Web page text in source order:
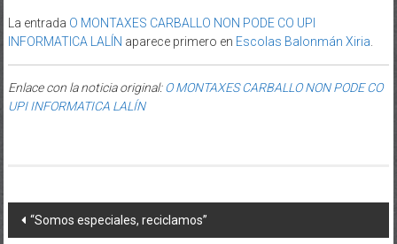
La entrada O MONTAXES CARBALLO NON PODE CO UPI
INFORMATICA LALÍN aparece primero en Escolas Balonmán Xiria.
Enlace con la noticia original:O MONTAXES CARBALLO NON PODE CO
UPI INFORMATICA LALÍN
Post navigation
“Somos especiales, reciclamos”